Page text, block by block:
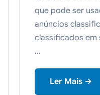
que pode ser
anúncios
classificados em
...
Ler Mais →